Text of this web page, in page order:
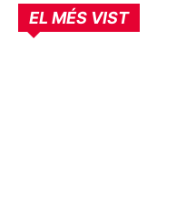
EL MÉS VIST